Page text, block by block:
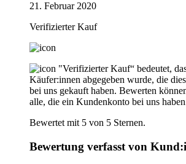
21. Februar 2020
Verifizierter Kauf
"Verifizierter Kauf“ bedeutet,
Käufer:innen abgegeben wurde, die
bei uns gekauft haben. Bewerten
alle, die ein Kundenkonto bei uns
Bewertet mit 5 von 5 Sternen.
Bewertung verfasst von